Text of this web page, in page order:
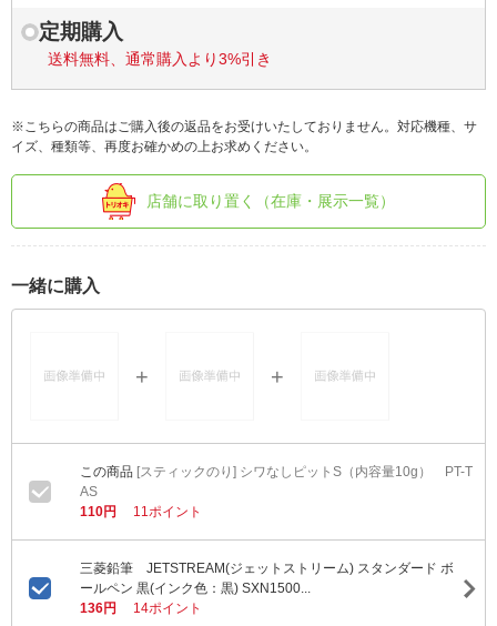
定期購入
送料無料、通常購入より3%引き
※こちらの商品はご購入後の返品をお受けいたしておりません。対応機種、サ
イズ、種類等、再度お確かめの上お求めください。
店舗に取り置く（在庫・展示一覧）
一緒に購入
[スティックのり] シワなしピットS（内容量10g） PT-T
AS
110円
11ポイント
三菱鉛筆 JETSTREAM(ジェットストリーム) スタンダード ボ
ールペン 黒(インク色：黒) SXN1500...
136円
14ポイント